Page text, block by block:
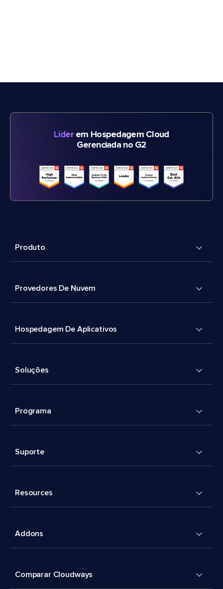
Líderem Hospedagem Cloud
Gerenciada no G2
Produto
Provedores De Nuvem
Hospedagem De Aplicativos
Soluções
Programa
Suporte
Resources
Addons
Comparar Cloudways